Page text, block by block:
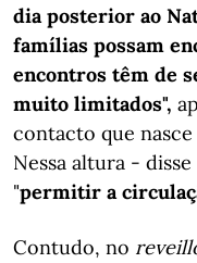
dia posterior ao
famílias possam
encontros têm de
muito limitados",
contacto que
Nessa altura -
"permitir a
Contudo, no